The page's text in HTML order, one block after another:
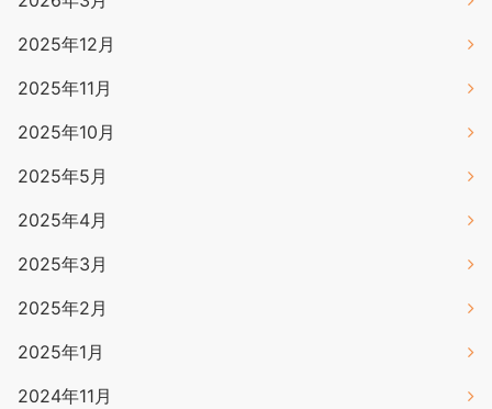
2025年12月
2025年11月
2025年10月
2025年5月
2025年4月
2025年3月
2025年2月
2025年1月
2024年11月